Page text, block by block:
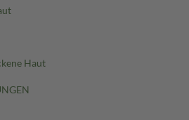
Haut